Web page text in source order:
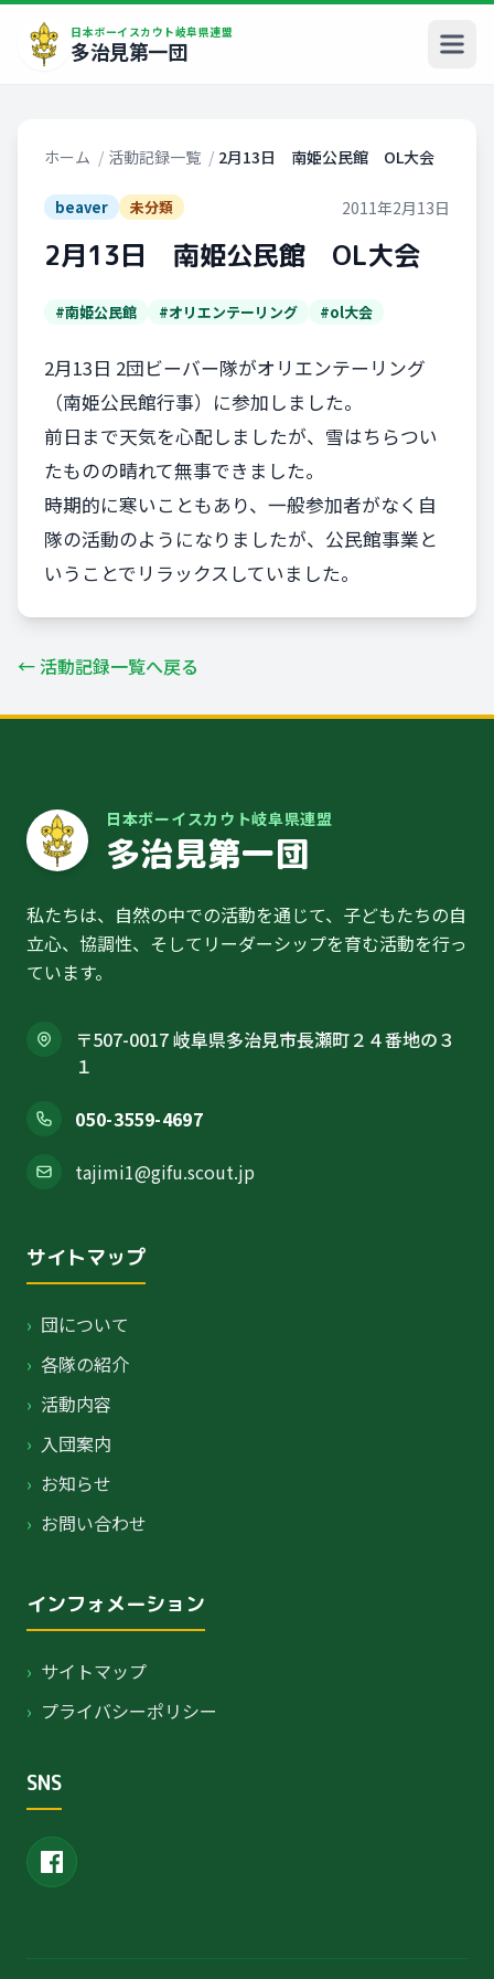
日本ボーイスカウト岐阜県連盟
多治見第一団
ホーム / 活動記録一覧 / 2月13日 南姫公民館 OL大会
beaver 未分類 2011年2月13日
2月13日 南姫公民館 OL大会
#南姫公民館 #オリエンテーリング #ol大会
2月13日 2団ビーバー隊がオリエンテーリング
（南姫公民館行事）に参加しました。
前日まで天気を心配しましたが、雪はちらつい
たものの晴れて無事できました。
時期的に寒いこともあり、一般参加者がなく自
隊の活動のようになりましたが、公民館事業と
いうことでリラックスしていました。
← 活動記録一覧へ戻る
日本ボーイスカウト岐阜県連盟
多治見第一団
私たちは、自然の中での活動を通じて、子どもたちの自
立心、協調性、そしてリーダーシップを育む活動を行っ
ています。
〒507-0017 岐阜県多治見市長瀬町２４番地の３
１
050-3559-4697
tajimi1@gifu.scout.jp
サイトマップ
› 団について
› 各隊の紹介
› 活動内容
› 入団案内
› お知らせ
› お問い合わせ
インフォメーション
› サイトマップ
› プライバシーポリシー
SNS